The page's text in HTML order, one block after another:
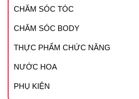
CHĂM SÓC TÓC
CHĂM SÓC BODY
THỰC PHẨM CHỨC NĂNG
NƯỚC HOA
PHỤ KIỆN